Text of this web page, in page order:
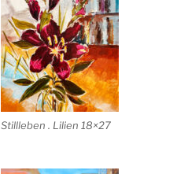
Stillleben . Lilien 18×27